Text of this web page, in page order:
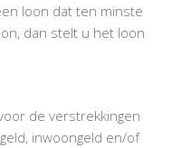
loon dat ten minste
dan stelt u het loon
de verstrekkingen
inwoongeld en/of